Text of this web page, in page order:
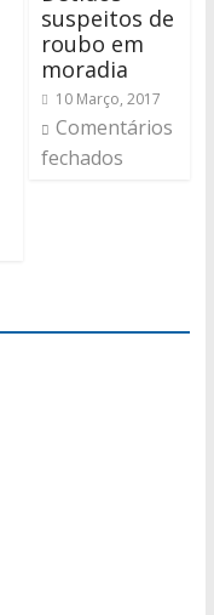
suspeitos de
roubo em
moradia
10 Março, 2017
Comentários
fechados